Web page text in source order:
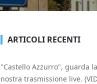
ARTICOLI RECENTI
"Castello Azzurro", guarda
nostra trasmissione live.